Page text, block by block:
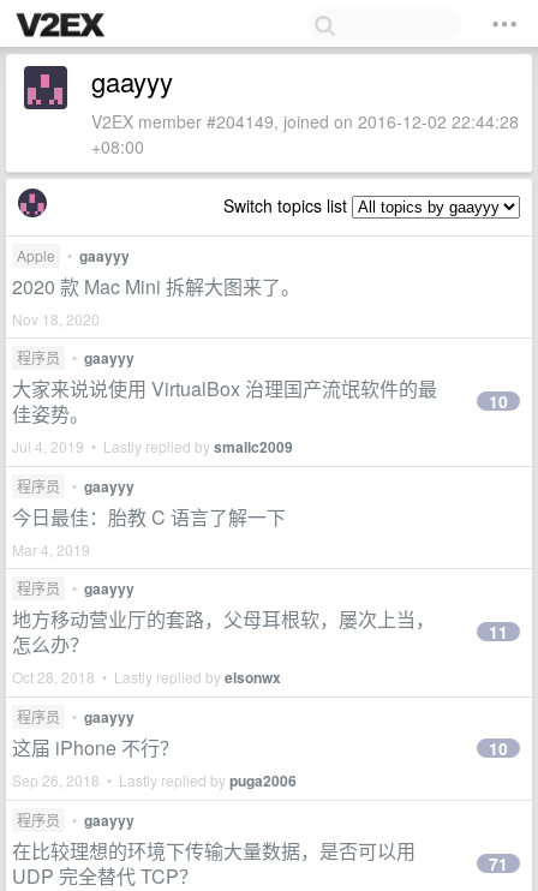
gaayyy
V2EX member #204149, joined on 2016-12-02 22:44:28
+08:00
Switch topics list
Apple • gaayyy
2020 款 Mac Mini 拆解大图来了。
Nov 18, 2020
程序员
• gaayyy
大家来说说使用 VirtualBox 治理国产流氓软件的最
佳姿势。
Jul 4, 2019 • Lastly replied bysmallc2009
10
程序员 • gaayyy
今日最佳：胎教 C 语言了解一下
Mar 4, 2019
程序员
• gaayyy
地方移动营业厅的套路，父母耳根软，屡次上当，
怎么办？
Oct 28, 2018 • Lastly replied byelsonwx
11
程序员 • gaayyy
这届 iPhone 不行？
Sep 26, 2018 • Lastly replied bypuga2006
10
程序员 • gaayyy
在比较理想的环境下传输大量数据，是否可以用
UDP 完全替代 TCP？
71